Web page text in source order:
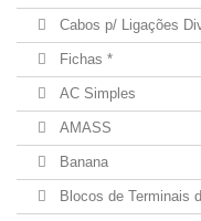
Cabos p/ Ligações
Fichas *
AC Simples
AMASS
Banana
Blocos de Terminais